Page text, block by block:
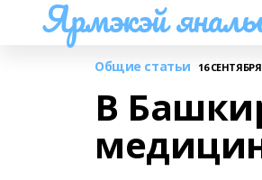
Ярмэкэй
Общие статьи 16 СЕНТЯБРЯ
В